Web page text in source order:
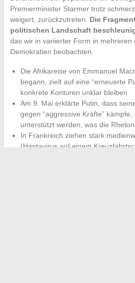
Premierminister Starmer trotz
weigert, zurückzutreten. Die
politischen Landschaft
das wir in variierter Form in mehreren
Demokratien beobachten.
Die Afrikareise von Emmanuel
begann, zielt auf eine “erneuerte
konkrete Konturen unklar bleiben
Am 9. Mai erklärte Putin, dass
gegen “aggressive Kräfte”
unterstützt werden, was die
In Frankreich ziehen stark
(Hantavirus auf einem